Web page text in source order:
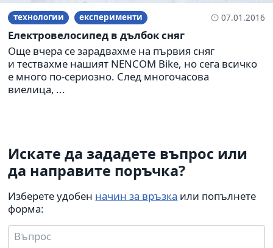
07.01.2016
технологии експерименти
Електровелосипед в дълбок сняг
Още вчера се зарадвахме на първия сняг
и тествахме нашият NENCOM Bike, но сега всичко
е много по-сериозно. След многочасова
виелица, ...
Искате да зададете въпрос или
да направите поръчка?
Изберете удобен начин за връзка или попълнете
форма: